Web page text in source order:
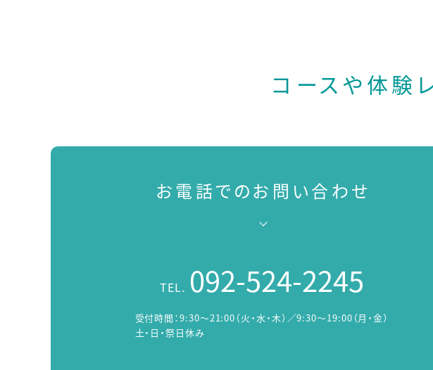
コースや体験
お電話でのお問い合わせ
TEL. 092-524-2245
受付時間：9:30～21:00（火・水・木）／9:30～19:00（月・金）
土・日・祭日休み